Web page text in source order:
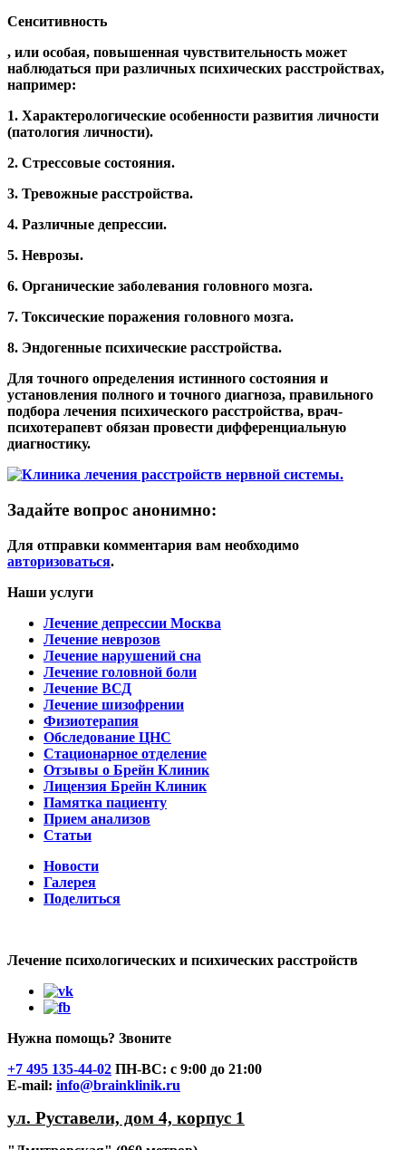
Сенситивность
, или особая, повышенная чувствительность может
наблюдаться при различных психических расстройствах,
например:
1. Характерологические особенности развития личности
(патология личности).
2. Стрессовые состояния.
3. Тревожные расстройства.
4. Различные депрессии.
5. Неврозы.
6. Органические заболевания головного мозга.
7. Токсические поражения головного мозга.
8. Эндогенные психические расстройства.
Для точного определения истинного состояния и
установления полного и точного диагноза, правильного
подбора лечения психического расстройства, врач-
психотерапевт обязан провести дифференциальную
диагностику.
Задайте вопрос анонимно:
Для отправки комментария вам необходимо
авторизоваться.
Наши услуги
Лечение депрессии Москва
Лечение неврозов
Лечение нарушений сна
Лечение головной боли
Лечение ВСД
Лечение шизофрении
Физиотерапия
Обследование ЦНС
Стационарное отделение
Отзывы о Брейн Клиник
Лицензия Брейн Клиник
Памятка пациенту
Прием анализов
Статьи
Новости
Галерея
Поделиться
Лечение психологических и психических расстройств
Нужна помощь? Звоните
+7 495 135-44-02 ПН-ВС: с 9:00 до 21:00
Е-mail: info@brainklinik.ru
ул. Руставели, дом 4, корпус 1